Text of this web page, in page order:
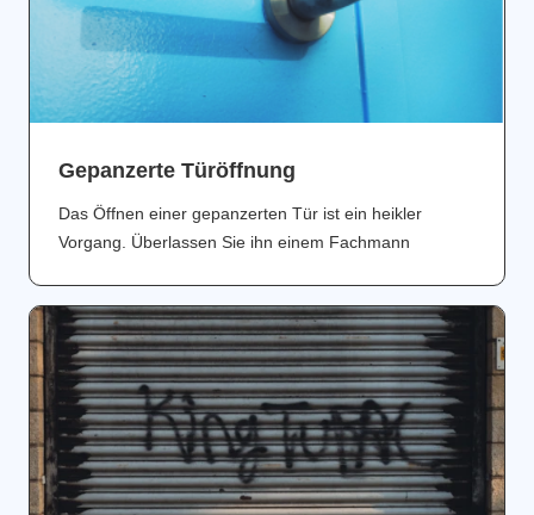
Gepanzerte Türöffnung
Das Öffnen einer gepanzerten Tür ist ein heikler
Vorgang. Überlassen Sie ihn einem Fachmann